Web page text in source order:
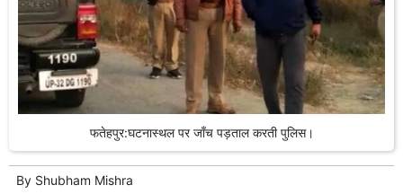
फतेहपुर:घटनास्थल पर जाँच पड़ताल करती पुलिस।
By Shubham Mishra